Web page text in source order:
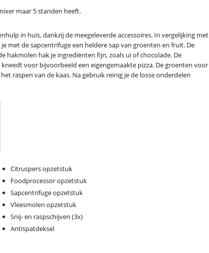
maar 5 standen heeft.
in huis, dankzij de meegeleverde accessoires. In vergelijking met
met de sapcentrifuge een heldere sap van groenten en fruit. De
hakmolen hak je ingrediënten fijn, zoals ui of chocolade. De
voor bijvoorbeeld een eigengemaakte pizza. De groenten voor
raspen van de kaas. Na gebruik reinig je de losse onderdelen
Citruspers opzetstuk
Foodprocessor opzetstuk
Sapcentrifuge opzetstuk
Vleesmolen opzetstuk
Snij- en raspschijven (3x)
Antispatdeksel